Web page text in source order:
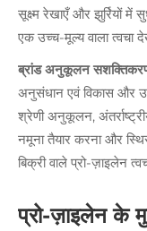
सूक्ष्म रेखाएँ और झुर्रियों
एक उच्च-मूल्य वाला त्वचा
ब्रांड अनुकूलन
अनुसंधान एवं विकास और
श्रेणी अनुकूलन,
नमूना तैयार करना और
बिक्री वाले प्रो-ज़ाइलेन
प्रो-ज़ाइलेन के